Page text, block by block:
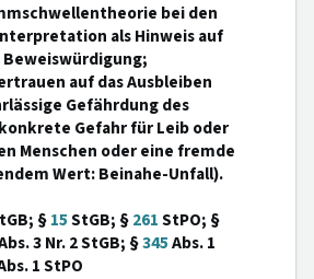
bei den
als Hinweis auf
auf das Ausbleiben
Gefährdung des
Gefahr für Leib oder
Menschen oder eine fremde
Wert: Beinahe-Unfall).
§15StGB; §261StPO; §
3 Nr. 2 StGB; §345Abs. 1
1 StPO